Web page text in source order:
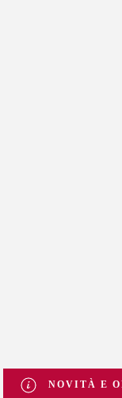
NOVITÀ E